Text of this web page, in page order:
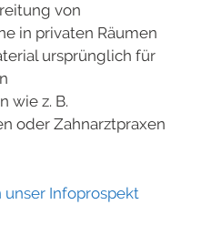
von
in privaten Räumen
ursprünglich für
wie z. B.
oder Zahnarztpraxen
unser Infoprospekt